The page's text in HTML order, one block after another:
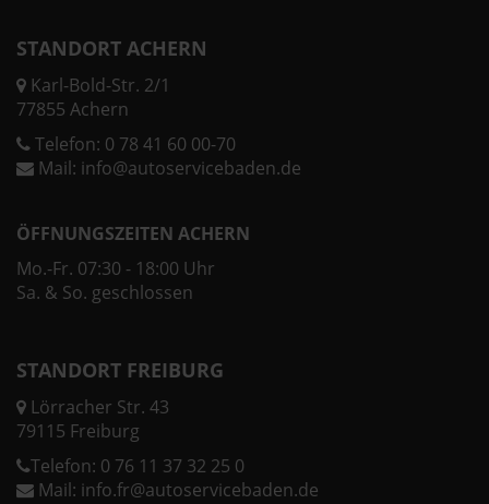
STANDORT ACHERN
Karl-Bold-Str. 2/1
77855 Achern
Telefon: 0 78 41 60 00-70
Mail: info@autoservicebaden.de
ÖFFNUNGSZEITEN ACHERN
Mo.-Fr. 07:30 - 18:00 Uhr
Sa. & So. geschlossen
STANDORT FREIBURG
Lörracher Str. 43
79115 Freiburg
Telefon: 0 76 11 37 32 25 0
Mail: info.fr@autoservicebaden.de